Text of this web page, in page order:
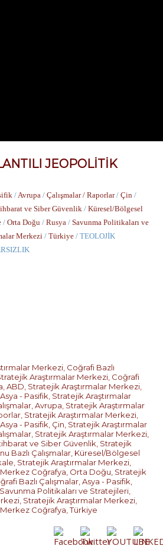
JEOPOLİTİK
/Avrupa / Çalışmalar / Raporlar/ Çin /
ve Siber Güvenlik / Küresel/Bölgesel
/ Orta Doğu / Rusya / Savunma Politikaları ve
Merkezi/ Türkiye / TEOLOJİK
Merkezi, Coğrafi Bazlı
Araştırmalar Merkezi, Coğrafi
,ABD, Stratejik Araştırmalar Merkezi,
Asya - Pasifik, Stratejik Araştırmalar
,Avrupa, Stratejik Araştırmalar
, Stratejik Araştırmalar Merkezi,
Asya - Pasifik, Çin, Stratejik Araştırmalar
, Stratejik Araştırmalar Merkezi,
ve Siber Güvenlik, Stratejik
Bazlı Çalışmalar, Küresel/Bölgesel
, Stratejik Araştırmalar Merkezi,
Merkez Coğrafya, Orta Doğu, Stratejik
Bazlı Çalışmalar,Asya - Pasifik,
Savunma Politikaları ve Stratejileri,
, Stratejik Araştırmalar Merkezi,
Merkez Coğrafya,Türkiye